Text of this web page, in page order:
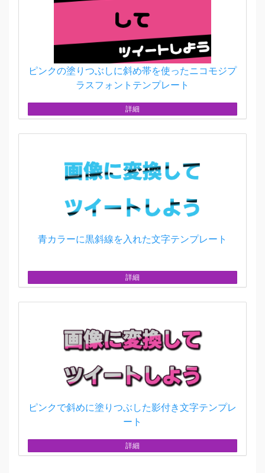
ピンクの塗りつぶしに斜め帯を使ったニコモジプ
ラスフォントテンプレート
詳細
青カラーに黒斜線を入れた文字テンプレート
詳細
ピンクで斜めに塗りつぶした影付き文字テンプレ
ート
詳細